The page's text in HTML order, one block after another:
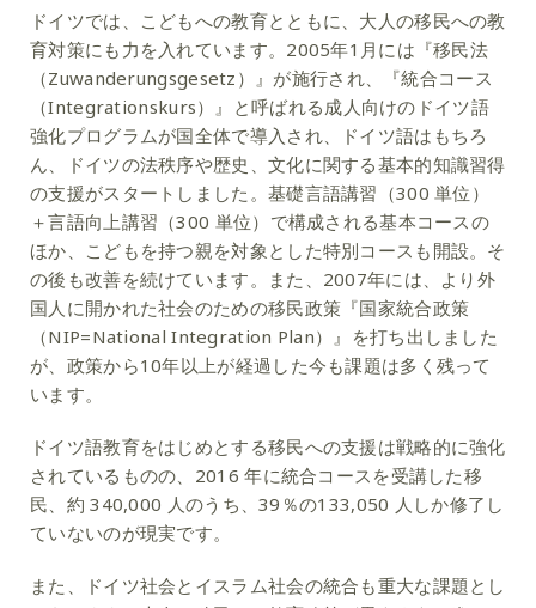
ドイツでは、こどもへの教育とともに、大人の移民への教
育対策にも力を入れています。2005年1月には『移民法
（Zuwanderungsgesetz）』が施行され、『統合コース
（Integrationskurs）』と呼ばれる成人向けのドイツ語
強化プログラムが国全体で導入され、ドイツ語はもちろ
ん、ドイツの法秩序や歴史、文化に関する基本的知識習得
の支援がスタートしました。基礎言語講習（300 単位）
＋言語向上講習（300 単位）で構成される基本コースの
ほか、こどもを持つ親を対象とした特別コースも開設。そ
の後も改善を続けています。また、2007年には、より外
国人に開かれた社会のための移民政策『国家統合政策
（NIP=National Integration Plan）』を打ち出しました
が、政策から10年以上が経過した今も課題は多く残って
います。
ドイツ語教育をはじめとする移民への支援は戦略的に強化
されているものの、2016 年に統合コースを受講した移
民、約 340,000 人のうち、39％の133,050 人しか修了し
ていないのが現実です。
また、ドイツ社会とイスラム社会の統合も重大な課題とし